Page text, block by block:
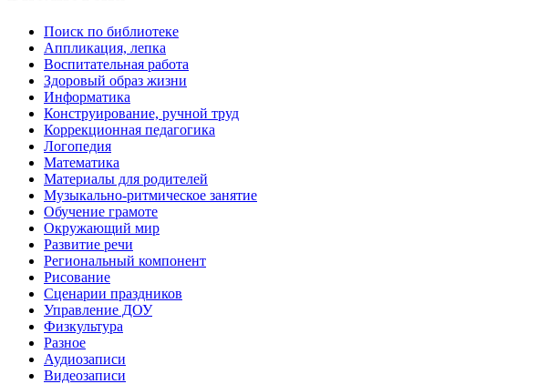
Поиск по библиотеке
Аппликация, лепка
Воспитательная работа
Здоровый образ жизни
Информатика
Конструирование, ручной труд
Коррекционная педагогика
Логопедия
Математика
Материалы для родителей
Музыкально-ритмическое занятие
Обучение грамоте
Окружающий мир
Развитие речи
Региональный компонент
Рисование
Сценарии праздников
Управление ДОУ
Физкультура
Разное
Аудиозаписи
Видеозаписи